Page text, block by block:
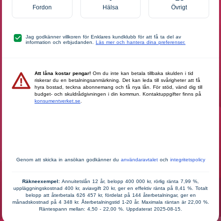
Fordon Hälsa Övrigt
Jag godkänner villkoren för Enklares kundklubb för att få ta del av
information och erbjudanden. Läs mer och hantera dina preferenser.
Att låna kostar pengar! Om du inte kan betala tillbaka skulden i tid
riskerar du en betalningsanmärkning. Det kan leda till svårigheter att få
hyra bostad, teckna abonnemang och få nya lån. För stöd, vänd dig till
budget- och skuldrådgivningen i din kommun. Kontaktuppgifter finns på
konsumentverket.se
Genom att skicka in ansökan godkänner du användaravtaletoch integritetspolicy
Räkneexempel: Annuitetslån 12 år, belopp 400 000 kr, rörlig ränta 7,99 %,
uppläggningskostnad 400 kr, aviavgift 20 kr, ger en effektiv ränta på 8,41 %. Totalt
belopp att återbetala 626 457 kr, fördelat på 144 återbetalningar, ger en
månadskostnad på 4 348 kr. Återbetalningstid 1-20 år. Maximala räntan är 22,00 %.
Räntespann mellan: 4,50 - 22,00 %. Uppdaterat 2025-08-15.